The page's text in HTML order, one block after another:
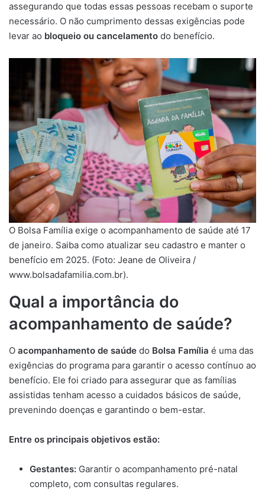
assegurando que todas essas pessoas recebam o suporte
necessário. O não cumprimento dessas exigências pode
levar ao bloqueio ou cancelamento do benefício.
O Bolsa Família exige o acompanhamento de saúde até 17
de janeiro. Saiba como atualizar seu cadastro e manter o
benefício em 2025. (Foto: Jeane de Oliveira /
www.bolsadafamilia.com.br).
Qual a importância do
acompanhamento de saúde?
O acompanhamento de saúde do Bolsa Família é uma das
exigências do programa para garantir o acesso contínuo ao
benefício. Ele foi criado para assegurar que as famílias
assistidas tenham acesso a cuidados básicos de saúde,
prevenindo doenças e garantindo o bem-estar.
Entre os principais objetivos estão:
Gestantes: Garantir o acompanhamento pré-natal
completo, com consultas regulares.